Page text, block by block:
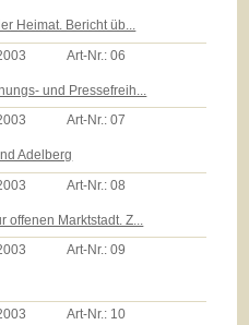
Heimat. Bericht üb...
Art-Nr.:06
und Pressefreih...
Art-Nr.:07
Adelberg
Art-Nr.:08
Marktstadt. Z...
Art-Nr.:09
Art-Nr.: 10